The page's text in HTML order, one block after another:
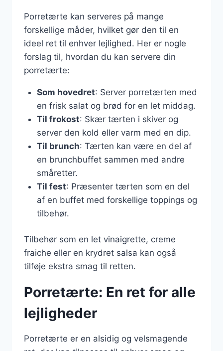
Porretærte kan serveres på mange
forskellige måder, hvilket gør den til en
ideel ret til enhver lejlighed. Her er nogle
forslag til, hvordan du kan servere din
porretærte:
Som hovedret: Server porretærten med
en frisk salat og brød for en let middag.
Til frokost: Skær tærten i skiver og
server den kold eller varm med en dip.
Til brunch: Tærten kan være en del af
en brunchbuffet sammen med andre
småretter.
Til fest: Præsenter tærten som en del
af en buffet med forskellige toppings og
tilbehør.
Tilbehør som en let vinaigrette, creme
fraiche eller en krydret salsa kan også
tilføje ekstra smag til retten.
Porretærte: En ret for alle
lejligheder
Porretærte er en alsidig og velsmagende